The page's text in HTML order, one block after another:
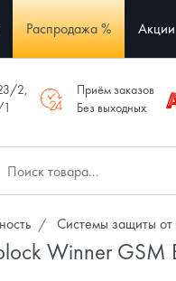
Распродажа % Акции
2,
Приём заказов
Без выходных
Системы защиты от
Winner